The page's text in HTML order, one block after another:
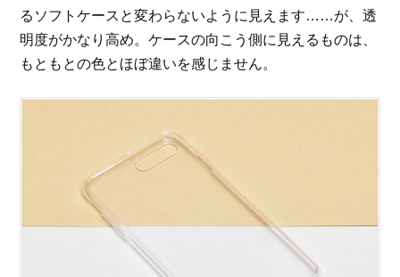
るソフトケースと変わらないように見えます……が、透
明度がかなり高め。ケースの向こう側に見えるものは、
もともとの色とほぼ違いを感じません。